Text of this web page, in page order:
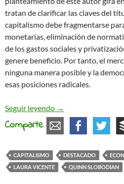
tratan de clarificar las claves del
capitalismo debe fragmentarse
monetarias, eliminación de
de los gastos sociales y
genere beneficio. Por tanto, el
ninguna manera posible y la
esas posiciones radicales.
Seguir leyendo El capitalismo
→
Comparte
CAPITALISMO DESTACADO
LAURA VICENTE
QUINN SLOBODIAN